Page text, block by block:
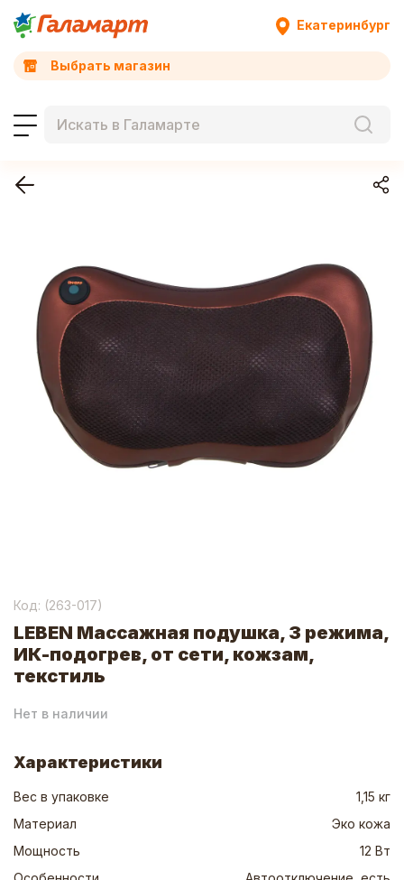
Екатеринбург
Выбрать магазин
Код: (263-017)
LEBEN Массажная подушка, 3 режима,
ИК-подогрев, от сети, кожзам,
текстиль
Нет в наличии
Характеристики
Вес в упаковке
1,15 кг
Материал
Эко кожа
Мощность
12 Вт